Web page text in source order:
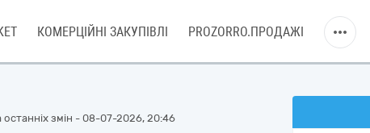
КОМЕРЦІЙНІ ЗАКУПІВЛІ PROZORRO.ПРОДАЖІ
змін - 08-07-2026, 20:46